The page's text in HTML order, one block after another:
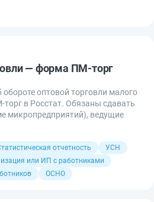
— форма ПМ-торг
оптовой торговли малого
в Росстат. Обязаны сдавать
микропредприятий), ведущие
отчетность
УСН
или ИП с работниками
ОСНО